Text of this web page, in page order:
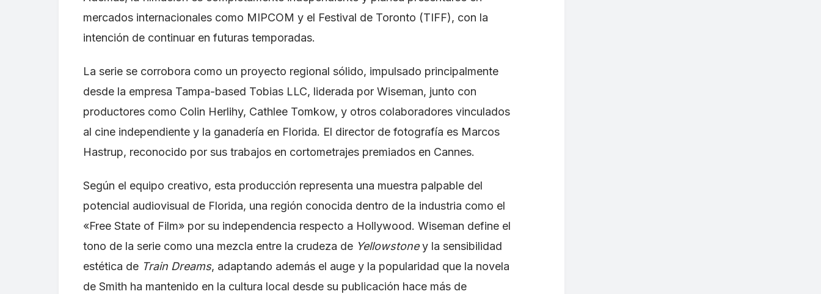
mercados internacionales como MIPCOM y el Festival de Toronto (TIFF), con la
intención de continuar en futuras temporadas.
La serie se corrobora como un proyecto regional sólido, impulsado principalmente
desde la empresa Tampa-based Tobias LLC, liderada por Wiseman, junto con
productores como Colin Herlihy, Cathlee Tomkow, y otros colaboradores vinculados
al cine independiente y la ganadería en Florida. El director de fotografía es Marcos
Hastrup, reconocido por sus trabajos en cortometrajes premiados en Cannes.
Según el equipo creativo, esta producción representa una muestra palpable del
potencial audiovisual de Florida, una región conocida dentro de la industria como el
«Free State of Film» por su independencia respecto a Hollywood. Wiseman define el
tono de la serie como una mezcla entre la crudeza de Yellowstoney la sensibilidad
estética de Train Dreams, adaptando además el auge y la popularidad que la novela
de Smith ha mantenido en la cultura local desde su publicación hace más de